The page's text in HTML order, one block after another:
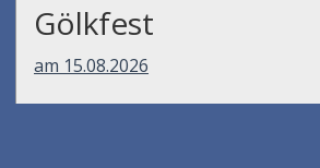
Gölkfest
am 15.08.2026